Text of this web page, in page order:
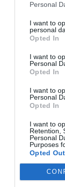
Personal
I want to
personal
Opted In
I want to
Personal
Opted In
I want to
Personal
Opted In
I want to
Retention,
Personal
Purposes
Opted Out
amb humor.
acostumen
Vaults
líquids,
clients.
condicions
compleixin.
una caixa”,
Fahy:
ha a